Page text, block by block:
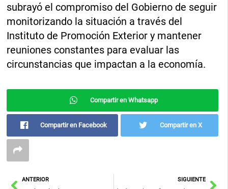
subrayó el compromiso del Gobierno de seguir
monitorizando la situación a través del
Instituto de Promoción Exterior y mantener
reuniones constantes para evaluar las
circunstancias que impactan a la economía.
Compartir en Whatsapp
Compartir en Facebook Compartir en X
AntANTERIOR SIGUIENTE